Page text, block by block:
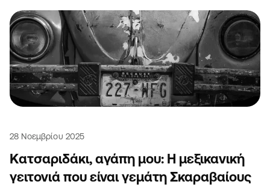
28 Νοεμβρίου 2025
Κατσαριδάκι, αγάπη μου: Η μεξικανική
γειτονιά που είναι γεμάτη Σκαραβαίους